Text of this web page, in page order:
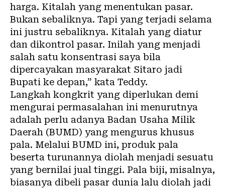
harga. Kitalah yang menentukan pasar.
Bukan sebaliknya. Tapi yang terjadi selama
ini justru sebaliknya. Kitalah yang diatur
dan dikontrol pasar. Inilah yang menjadi
salah satu konsentrasi saya bila
dipercayakan masyarakat Sitaro jadi
Bupati ke depan,” kata Teddy.
Langkah kongkrit yang diperlukan demi
mengurai permasalahan ini menurutnya
adalah perlu adanya Badan Usaha Milik
Daerah (BUMD) yang mengurus khusus
pala. Melalui BUMD ini, produk pala
beserta turunannya diolah menjadi sesuatu
yang bernilai jual tinggi. Pala biji, misalnya,
biasanya dibeli pasar dunia lalu diolah jadi